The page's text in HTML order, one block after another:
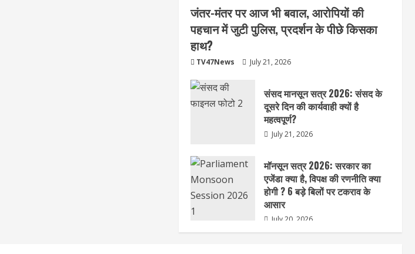
जंतर-मंतर पर आज भी बवाल, आरोपियों की
पहचान में जुटी पुलिस, प्रदर्शन के पीछे किसका
हाथ?
TV47News July 21, 2026
संसद मानसून सत्र 2026: संसद के
दूसरे दिन की कार्यवाही क्यों है
महत्वपूर्ण?
July 21, 2026
मॉनसून सत्र 2026: सरकार का
एजेंडा क्या है, विपक्ष की रणनीति क्या
होगी ? 6 बड़े बिलों पर टकराव के
आसार
July 20, 2026